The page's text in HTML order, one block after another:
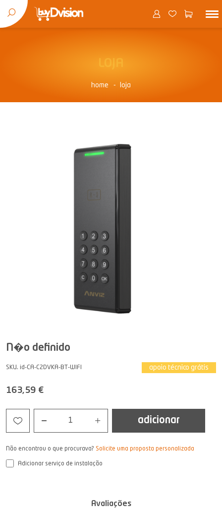
home loja
N�o definido
SKU. id-CA-C2DVKA-BT-WIFI apoio técnico grátis
163,59 €
1 adicionar
Não encontrou o que procurava? Solicite uma proposta personalizada
Adicionar serviço de instalação
Avaliações